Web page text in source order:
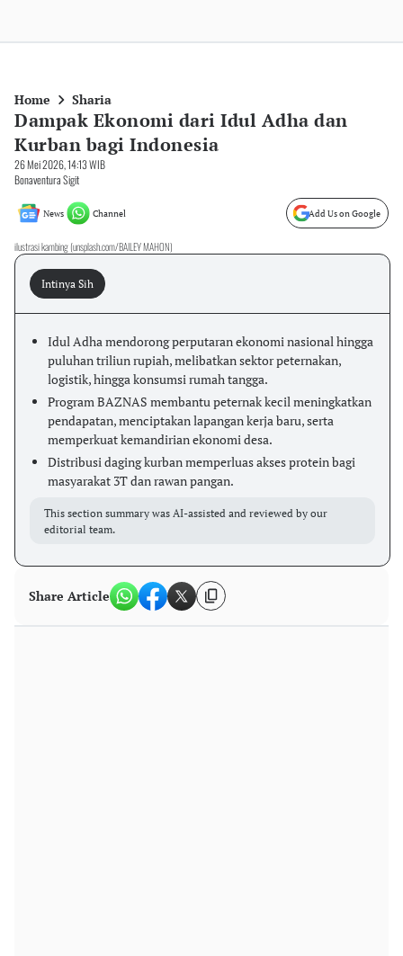
Home Sharia
Dampak Ekonomi dari Idul Adha dan
Kurban bagi Indonesia
26 Mei 2026, 14:13 WIB
Bonaventura Sigit
News Channel Add Us on Google
ilustrasi kambing (unsplash.com/BAILEY MAHON)
Intinya Sih
Idul Adha mendorong perputaran ekonomi nasional hingga
puluhan triliun rupiah, melibatkan sektor peternakan,
logistik, hingga konsumsi rumah tangga.
Program BAZNAS membantu peternak kecil meningkatkan
pendapatan, menciptakan lapangan kerja baru, serta
memperkuat kemandirian ekonomi desa.
Distribusi daging kurban memperluas akses protein bagi
masyarakat 3T dan rawan pangan.
This section summary was AI-assisted and reviewed by our
editorial team.
Share Article